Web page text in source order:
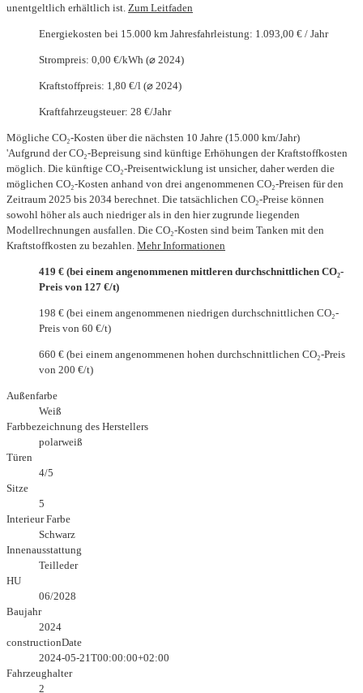
unentgeltlich erhältlich ist. Zum Leitfaden
Energiekosten bei 15.000 km Jahresfahrleistung: 1.093,00 € / Jahr
Strompreis: 0,00 €/kWh (⌀ 2024)
Kraftstoffpreis: 1,80 €/l (⌀ 2024)
Kraftfahrzeugsteuer: 28 €/Jahr
Mögliche CO₂-Kosten über die nächsten 10 Jahre (15.000 km/Jahr)
'Aufgrund der CO₂-Bepreisung sind künftige Erhöhungen der Kraftstoffkosten
möglich. Die künftige CO₂-Preisentwicklung ist unsicher, daher werden die
möglichen CO₂-Kosten anhand von drei angenommenen CO₂-Preisen für den
Zeitraum 2025 bis 2034 berechnet. Die tatsächlichen CO₂-Preise können
sowohl höher als auch niedriger als in den hier zugrunde liegenden
Modellrechnungen ausfallen. Die CO₂-Kosten sind beim Tanken mit den
Kraftstoffkosten zu bezahlen. Mehr Informationen
419 € (bei einem angenommenen mittleren durchschnittlichen CO₂-
Preis von 127 €/t)
198 € (bei einem angenommenen niedrigen durchschnittlichen CO₂-
Preis von 60 €/t)
660 € (bei einem angenommenen hohen durchschnittlichen CO₂-Preis
von 200 €/t)
Außenfarbe
Weiß
Farbbezeichnung des Herstellers
polarweiß
Türen
4/5
Sitze
5
Interieur Farbe
Schwarz
Innenausstattung
Teilleder
HU
06/2028
Baujahr
2024
constructionDate
2024-05-21T00:00:00+02:00
Fahrzeughalter
2